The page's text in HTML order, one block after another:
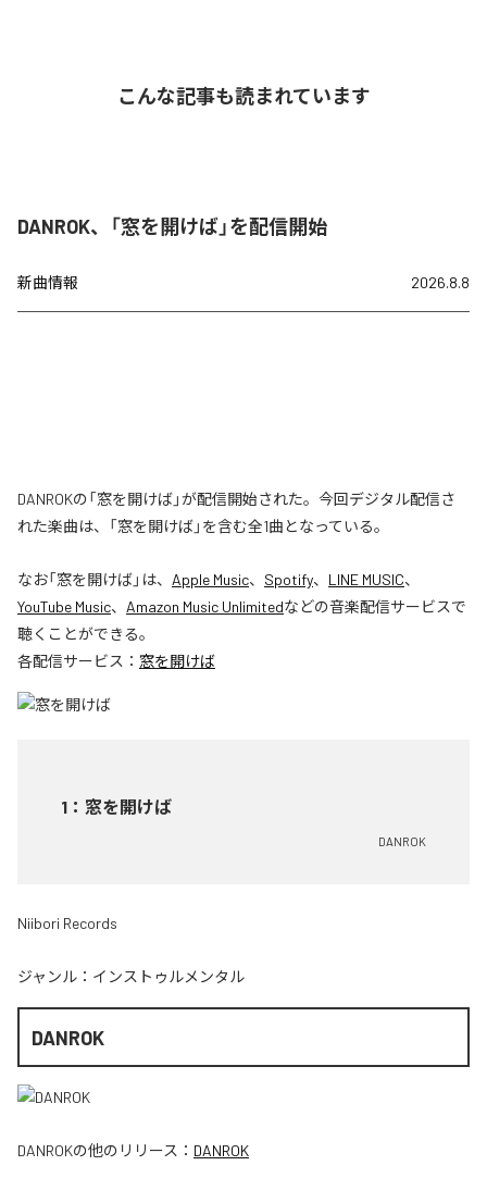
こんな記事も読まれています
DANROK、「窓を開けば」を配信開始
新曲情報 2026.8.8
DANROKの「窓を開けば」が配信開始された。今回デジタル配信さ
れた楽曲は、「窓を開けば」を含む全1曲となっている。
なお「窓を開けば」は、 Apple Music、 Spotify、 LINE MUSIC、
YouTube Music、 Amazon Music Unlimitedなどの音楽配信サービスで
聴くことができる。
各配信サービス： 窓を開けば
1 ： 窓を開けば
DANROK
Niibori Records
ジャンル： インストゥルメンタル
DANROK
DANROKの他のリリース： DANROK